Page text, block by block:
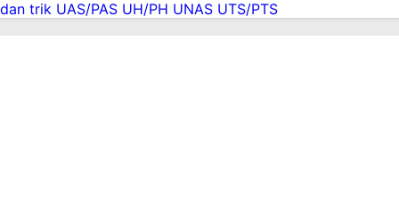
dan trik UAS/PAS UH/PH UNAS UTS/PTS